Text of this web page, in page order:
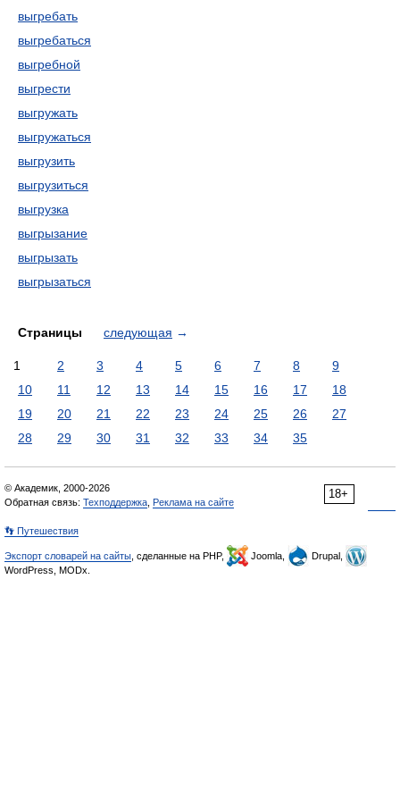
выгребать
выгребаться
выгребной
выгрести
выгружать
выгружаться
выгрузить
выгрузиться
выгрузка
выгрызание
выгрызать
выгрызаться
Страницы следующая →
1 2 3 4 5 6 7 8
9
10
11 12 13 14 15 16 17
18
19
20 21 22 23 24 25 26
27
28
29 30 31 32 33 34 35
18+
© Академик, 2000-2026
Обратная связь: Техподдержка Реклама на сайте
👣 Путешествия
Экспорт словарей на сайты , сделанные на PHP, Joomla,
Drupal,
WordPress, MODx.